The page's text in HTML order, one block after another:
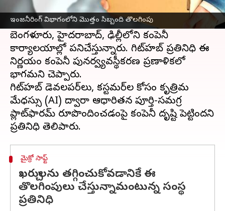
ఇంజనీరింగ్ విభాగంలోని మొత్తం సిబ్బంది తొలగింపు
దాని ఇంజనీరింగ్ విభాగంలోని మొత్తం సిబ్బందితో
సహా 142 మందిని తొలగించింది.
బెంగళూరు, హైదరాబాద్, ఢిల్లీలోని కంపెనీ
కార్యాలయాల్లో పనిచేస్తున్నారు. గిట్‌హబ్ ప్రతినిధి ఈ
నిర్ణయం కంపెనీ పునర్వ్యవస్థీకరణ ప్రణాళికలో
భాగమని చెప్పారు.
గిట్‌హబ్ డెవలపర్‌లు, కస్టమర్‌ల కోసం కృత్రిమ
మేధస్సు (AI) ద్వారా ఆధారితమైన పూర్తి-సమగ్ర
ప్లాట్‌ఫారమ్ రూపొందించడంపై కంపెనీ దృష్టి పెట్టిందని
మైక్రో సాఫ్ట్
ఖర్చులను తగ్గించుకోవడానికే ఈ
తొలగింపులు చేస్తున్నామంటున్న సంస్థ
ప్రతినిధి